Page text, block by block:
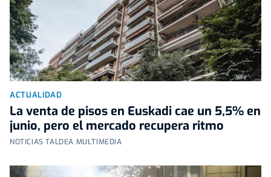
ACTUALIDAD
La venta de pisos en Euskadi cae un 5,5% en
junio, pero el mercado recupera ritmo
NOTICIAS TALDEA MULTIMEDIA